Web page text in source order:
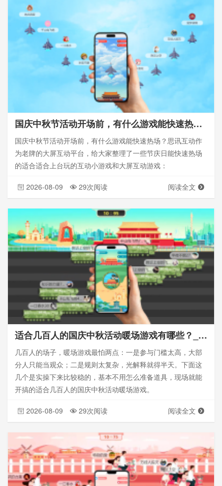
国庆中秋节活动开场前，有什么游戏能快速热场？_思讯互动
国庆中秋节活动开场前，有什么游戏能快速热场？思讯互动作
为老牌的大屏互动平台，给大家整理了一些节庆日能快速热场
的适合适合上台玩的互动小游戏和大屏互动游戏：
2026-08-09 29次阅读 阅读全文
适合几百人的国庆中秋活动暖场游戏有哪些？_思讯互动大屏幕互动
几百人的场子，暖场游戏最怕两点：一是参与门槛太高，大部
分人只能当观众；二是规则太复杂，光解释就得半天。下面这
几个是实操下来比较稳的，基本不用怎么准备道具，现场就能
开搞的适合几百人的国庆中秋活动暖场游戏。
2026-08-09 29次阅读 阅读全文